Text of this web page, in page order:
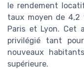
le rendement
taux moyen de 4,2
Paris et Lyon. Cet
privilégié tant
nouveaux
supérieure.